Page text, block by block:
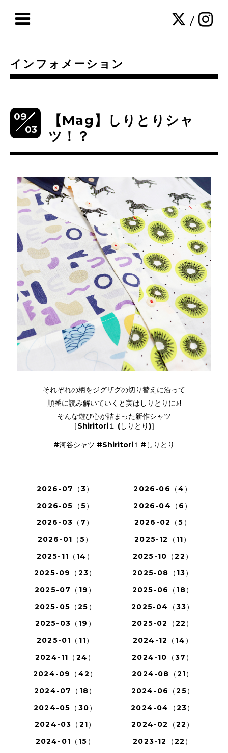
/
インフォメーション
09
03
【Mag】しりとりシャ
ツ！？
それぞれの柄をジグザグの切り替えに沿って
順番に読み解いていくと実はしりとりに♪!
そんな遊び心が詰まった新作シャツ
［Shiritori１ (しりとり)］
#河谷シャツ #Shiritori１#しりとり
2026-07（3）
2026-06（4）
2026-05（5）
2026-04（6）
2026-03（7）
2026-02（5）
2026-01（5）
2025-12（11）
2025-11（14）
2025-10（22）
2025-09（23）
2025-08（13）
2025-07（19）
2025-06（18）
2025-05（25）
2025-04（33）
2025-03（19）
2025-02（22）
2025-01（11）
2024-12（14）
2024-11（24）
2024-10（37）
2024-09（42）
2024-08（21）
2024-07（18）
2024-06（25）
2024-05（30）
2024-04（23）
2024-03（21）
2024-02（22）
2024-01（15）
2023-12（22）